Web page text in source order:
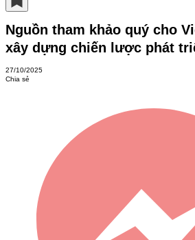
Nguồn tham khảo quý cho
xây dựng chiến lược phát
27/10/2025
Chia sẻ